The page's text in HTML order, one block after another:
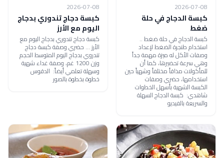
2026-07-08
كبسة الدجاج في حلة
ضغط
كبسة الدجاج في حلة ضغط ..
استخدام طنجرة الضغط لإعداد
وصفات الأكل له ميزة مهمة جداً
وهي سرعة تحضيرها، كما أن
للمأكولات مذاقاً مختلفاً وشهياً حين
استخدامها، حضري وصفات
الكبسة الشهية بأسهل الخطوات
شاهدي: كبسة الدجاج السهلة
والسريعة بالفيديو
2026-07-08
كبسة دجاج تندوري بدجاج
اليوم مع الأرز
كبسة دجاج تندوري بدجاج اليوم مع
الأرز ... حضري وصفة كبسة دجاج
تندروي بدجاج اليوم المتوسط الحجم
وزن 1200 غم، وصفة غداء شهية
وسهلة تعلمي أيضاً: الدقوس
خطوة بخطوة بالصور